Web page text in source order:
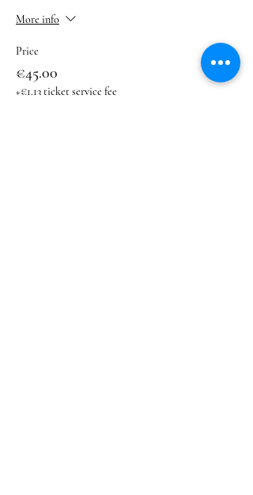
More info
Price
€45.00
+€1.13 ticket service fee